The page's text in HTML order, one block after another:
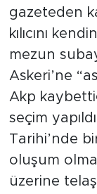
gazeteden
kılıcını
mezun
Askeri’ne
Akp
seçim
Tarihi’nde
oluşum
üzerine